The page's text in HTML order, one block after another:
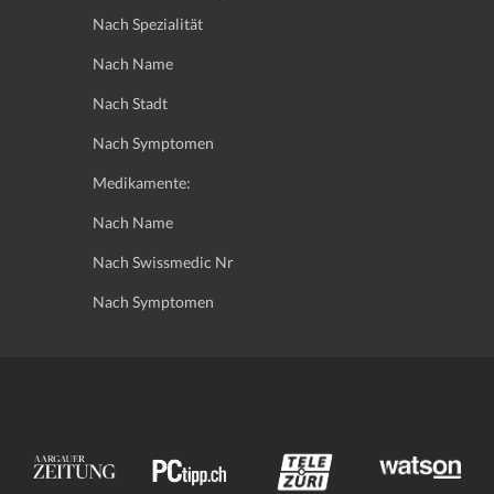
Nach Spezialität
Nach Name
Nach Stadt
Nach Symptomen
Medikamente:
Nach Name
Nach Swissmedic Nr
Nach Symptomen